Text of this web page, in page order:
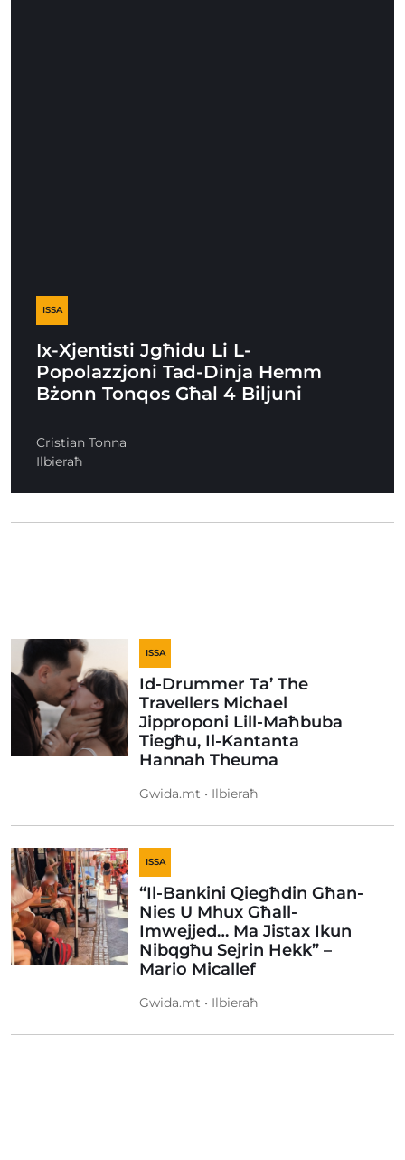
ISSA
Ix-Xjentisti Jgħidu Li L-
Popolazzjoni Tad-Dinja Hemm
Bżonn Tonqos Għal 4 Biljuni
Cristian Tonna
Ilbieraħ
ISSA
Id-Drummer Ta’ The
Travellers Michael
Jipproponi Lill-Maħbuba
Tiegħu, Il-Kantanta
Hannah Theuma
Gwida.mt • Ilbieraħ
ISSA
“Il-Bankini Qiegħdin Għan-
Nies U Mhux Għall-
Imwejjed… Ma Jistax Ikun
Nibqgħu Sejrin Hekk” –
Mario Micallef
Gwida.mt • Ilbieraħ